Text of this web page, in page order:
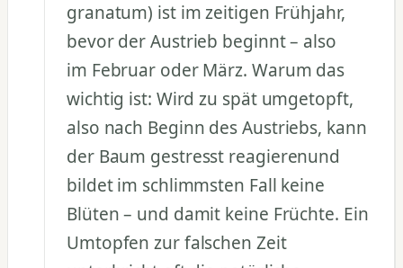
granatum) ist im zeitigen Frühjahr,
bevor der Austrieb beginnt – also
im Februar oder März. Warum das
wichtig ist: Wird zu spät umgetopft,
also nach Beginn des Austriebs, kann
der Baum gestresst reagierenund
bildet im schlimmsten Fall keine
Blüten – und damit keine Früchte. Ein
Umtopfen zur falschen Zeit